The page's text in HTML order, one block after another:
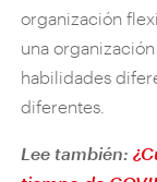
organización
una
habilidades
diferentes.
Lee también: